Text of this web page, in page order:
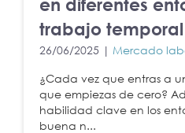
trabajo temporal
26/06/2025 | Mercado
¿Cada vez que entras a
que empiezas de cero?
habilidad clave en los
buena n...